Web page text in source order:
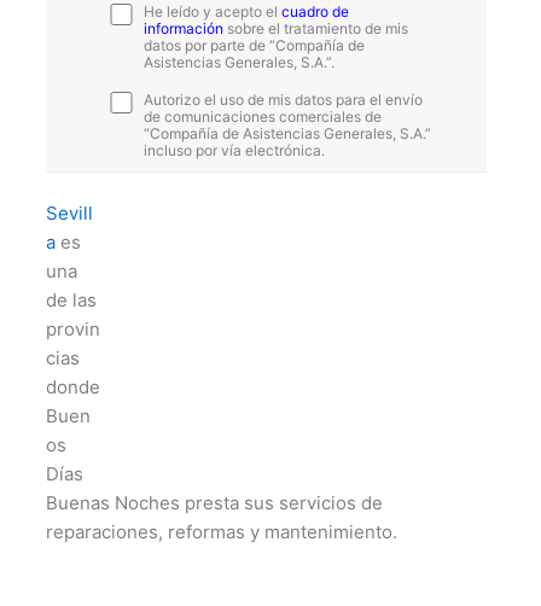
He leído y acepto elcuadro de
información sobre el tratamiento de mis
datos por parte de “Compañía de
Asistencias Generales, S.A.”.
Autorizo el uso de mis datos para el envío
de comunicaciones comerciales de
“Compañía de Asistencias Generales, S.A.”
incluso por vía electrónica.
Sevill
aes
una
de las
provin
cias
donde
Buen
os
Días
Buenas Noches presta sus servicios de
reparaciones, reformas y mantenimiento.